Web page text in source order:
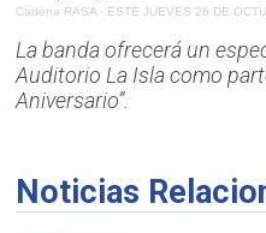
Cadena RASA· ESTE JUEVES 26 DE
La banda ofrecerá un
Auditorio La Isla como
Aniversario”.
Noticias